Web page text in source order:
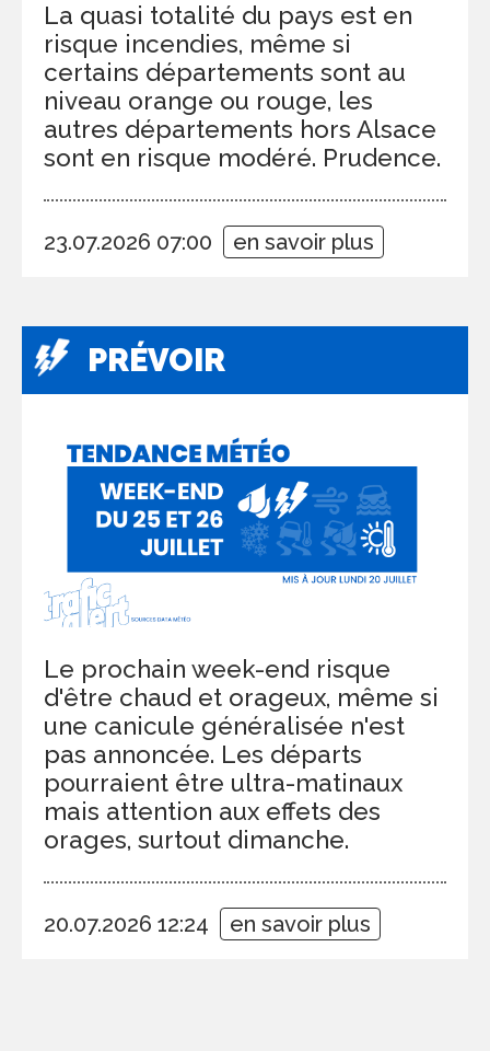
La quasi totalité du pays est en
risque incendies, même si
certains départements sont au
niveau orange ou rouge, les
autres départements hors Alsace
sont en risque modéré. Prudence.
23.07.2026 07:00 en savoir plus
PRÉVOIR
Le prochain week-end risque
d'être chaud et orageux, même si
une canicule généralisée n'est
pas annoncée. Les départs
pourraient être ultra-matinaux
mais attention aux effets des
orages, surtout dimanche.
20.07.2026 12:24 en savoir plus